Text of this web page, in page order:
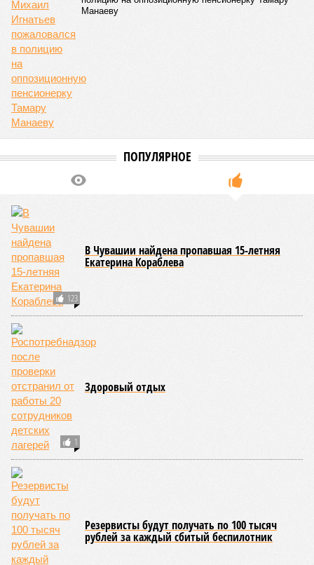
Манаеву
ПОПУЛЯРНОЕ
123
В Чувашии найдена пропавшая 15-летняя
Екатерина Кораблева
1
Здоровый отдых
Резервисты будут получать по 100 тысяч
рублей за каждый сбитый беспилотник